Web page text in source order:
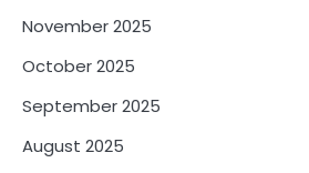
November 2025
October 2025
September 2025
August 2025